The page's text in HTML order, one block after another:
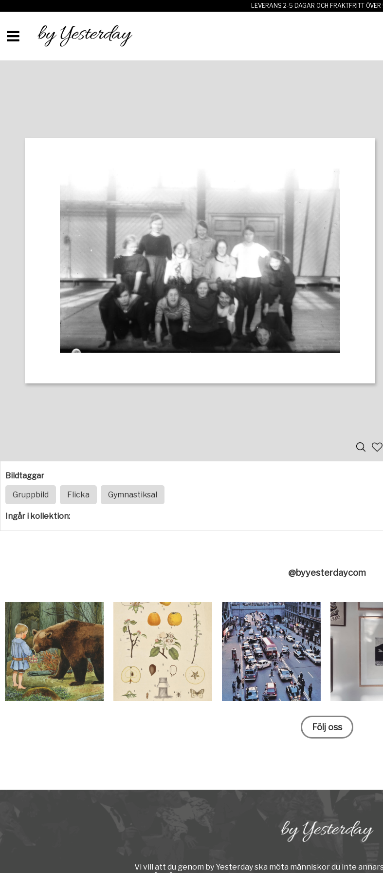
LEVERANS 2-5 DAGAR OCH FRAKTFRITT
Bildtaggar
Gruppbild Flicka Gymnastiksal
Ingår i kollektion:
@byyesterdaycom
Följ oss
Vi vill att du genom by Yesterday ska möta människor du inte